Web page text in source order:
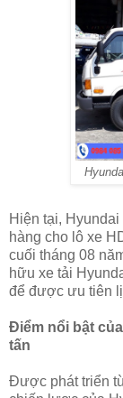
Hiện tại,
hàng cho lô xe
cuối tháng 08
hữu xe tải
để được ưu tiên
Điểm nổi bật
tấn
Được phát triển